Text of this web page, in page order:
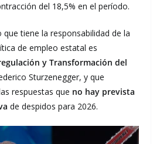
del 18,5% en el período.
que tiene la responsabilidad de la
de empleo estatal es
y Transformación del
Sturzenegger, y que
respuestas que no hay prevista
de despidos para 2026.